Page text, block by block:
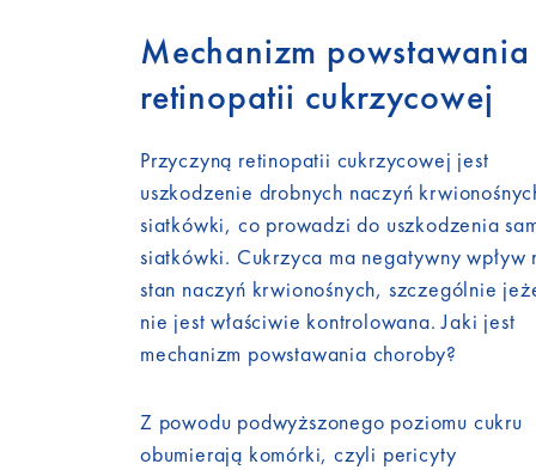
Mechanizm powstawania
retinopatii cukrzycowej
Przyczyną retinopatii cukrzycowej jest
uszkodzenie drobnych naczyń
siatkówki, co prowadzi do uszkodzenia
siatkówki. Cukrzyca ma negatywny wpływ
stan naczyń krwionośnych, szczególnie
nie jest właściwie kontrolowana. Jaki jest
mechanizm powstawania choroby?
Z powodu podwyższonego poziomu cukru
obumierają komórki, czyli pericyty